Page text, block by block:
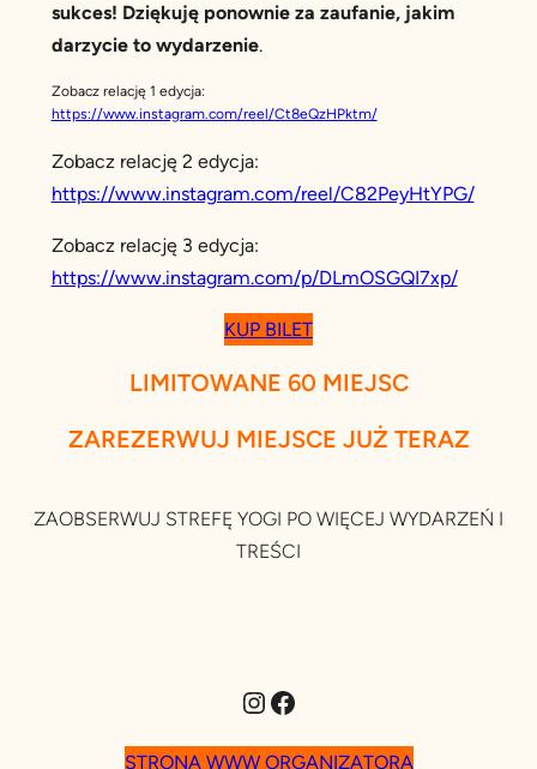
sukces! Dziękuję ponownie za zaufanie, jakim
darzycie to wydarzenie.
Zobacz relację 1 edycja:
https://www.instagram.com/reel/Ct8eQzHPktm/
Zobacz relację 2 edycja:
https://www.instagram.com/reel/C82PeyHtYPG/
Zobacz relację 3 edycja:
https://www.instagram.com/p/DLmOSGQI7xp/
KUP BILET
LIMITOWANE 60 MIEJSC
ZAREZERWUJ MIEJSCE JUŻ TERAZ
ZAOBSERWUJ STREFĘ YOGI PO WIĘCEJ WYDARZEŃ I
TREŚCI
Instagram
Facebook
STRONA WWW ORGANIZATORA